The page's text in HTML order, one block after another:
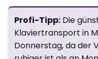
Profi-Tipp: Die
Klaviertransport in
Donnerstag, da der